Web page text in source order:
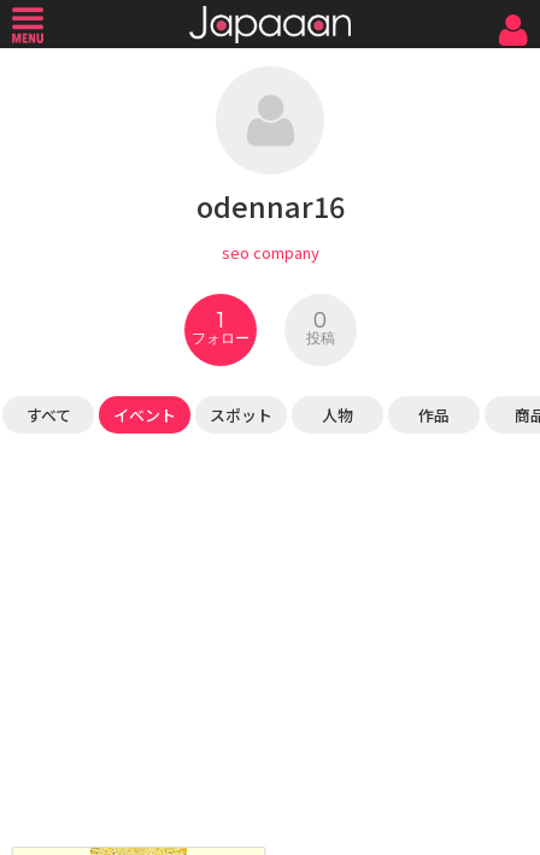
odennar16
seo company
1
フォロー
0
投稿
すべて イベント スポット 人物 作品 商